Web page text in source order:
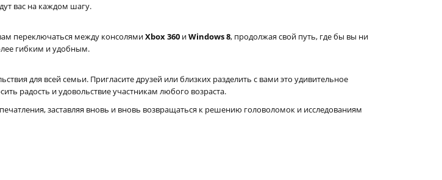
вас на каждом шагу.
переключаться между консолямиXbox 360 иWindows 8, продолжая свой путь, где бы вы ни
гибким и удобным.
для всей семьи. Пригласите друзей или близких разделить с вами это удивительное
радость и удовольствие участникам любого возраста.
заставляя вновь и вновь возвращаться к решению головоломок и исследованиям